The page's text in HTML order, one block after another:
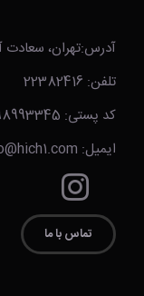
آدرس:تهران، سعادت
تلفن: 22382416
کد پستی: 1998993345
ایمیل: info@hich1.com
تماس با ما